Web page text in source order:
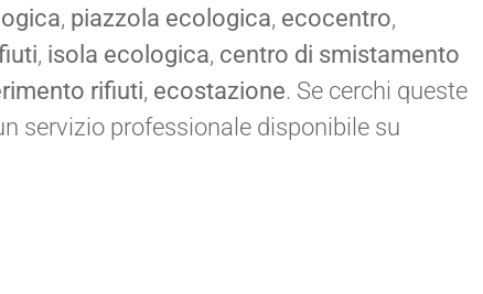
, piazzola ecologica, ecocentro,
, isola ecologica, centro di smistamento
rifiuti, ecostazione. Se cerchi queste
servizio professionale disponibile su